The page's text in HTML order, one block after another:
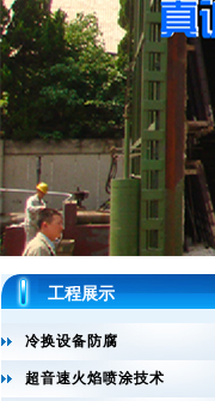
工程展示
冷换设备防腐
超音速火焰喷涂技术